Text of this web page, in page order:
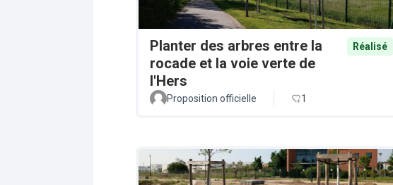
Planter des arbres entre la
rocade et la voie verte de
l'Hers
Réalisé
Proposition officielle 1